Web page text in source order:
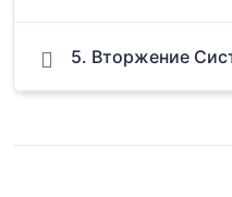
5. Вторжение